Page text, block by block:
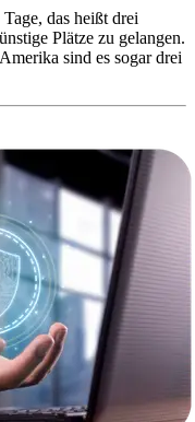
das heißt drei
Plätze zu gelangen.
sind es sogar drei